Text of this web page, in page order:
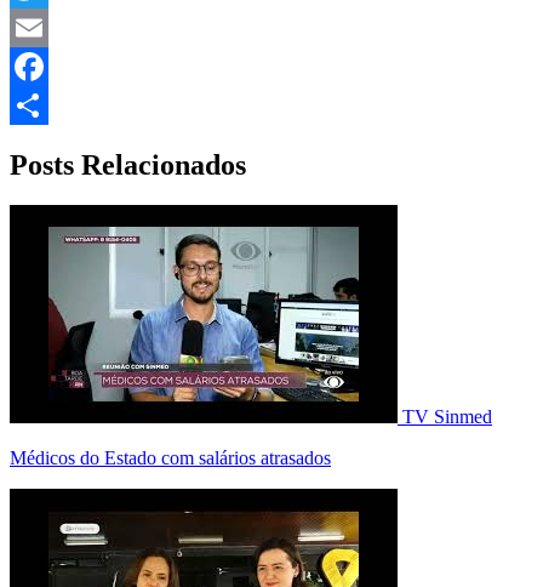
Twitter
Email
Facebook
Posts Relacionados
TV Sinmed
Médicos do Estado com salários atrasados